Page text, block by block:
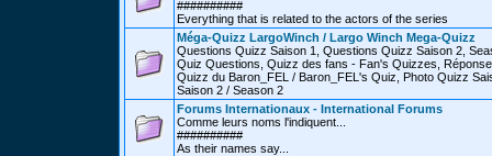
##########
Everything that is related to the actors of the series
Méga-Quizz LargoWinch / Largo Winch Mega-Quizz
Questions Quizz Saison 1, Questions Quizz Saison 2,
Quiz Questions, Quizz des fans - Fan's Quizzes,
Quizz du Baron_FEL / Baron_FEL's Quiz, Photo Quizz
Saison 2 / Season 2
Forums Internationaux - International Forums
Comme leurs noms l'indiquent...
##########
As their names say...